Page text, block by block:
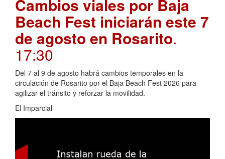
Cambios viales por Baja
Beach Fest iniciarán este 7
de agosto en Rosarito.
17:30
Del 7 al 9 de agosto habrá cambios temporales en la
circulación de Rosarito por el Baja Beach Fest 2026 para
agilizar el tránsito y reforzar la movilidad.
El Imparcial